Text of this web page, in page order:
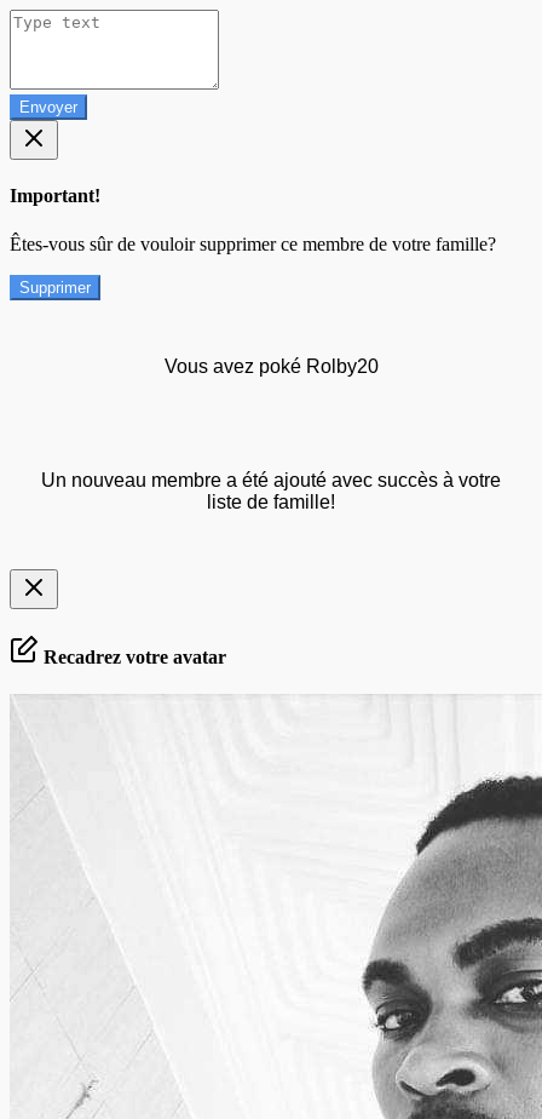
Envoyer
Important!
Êtes-vous sûr de vouloir supprimer ce membre de votre famille?
Supprimer
Vous avez poké Rolby20
Un nouveau membre a été ajouté avec succès à votre
liste de famille!
Recadrez votre avatar